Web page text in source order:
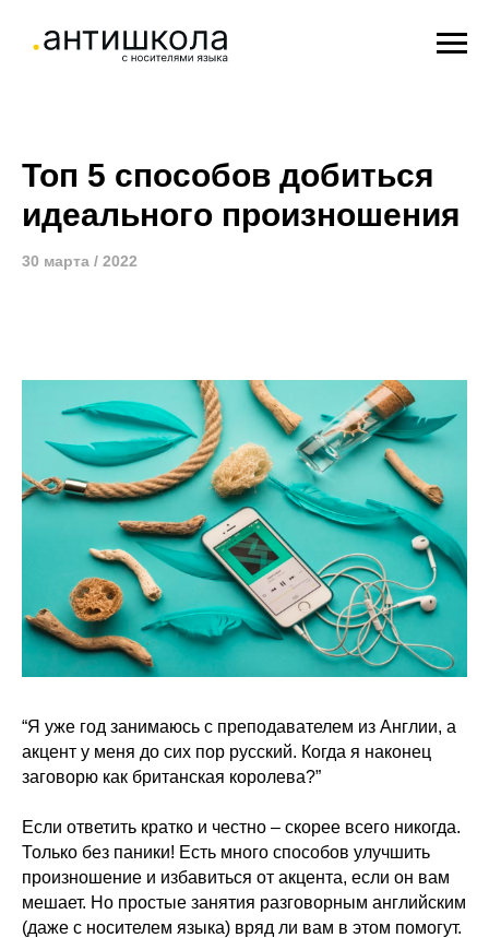
Топ 5 способов добиться
идеального произношения
30 марта / 2022
“Я уже год занимаюсь с преподавателем из Англии, а
акцент у меня до сих пор русский. Когда я наконец
заговорю как британская королева?”
Если ответить кратко и честно – скорее всего никогда.
Только без паники! Есть много способов улучшить
произношение и избавиться от акцента, если он вам
мешает. Но простые занятия разговорным английским
(даже с носителем языка) вряд ли вам в этом помогут.